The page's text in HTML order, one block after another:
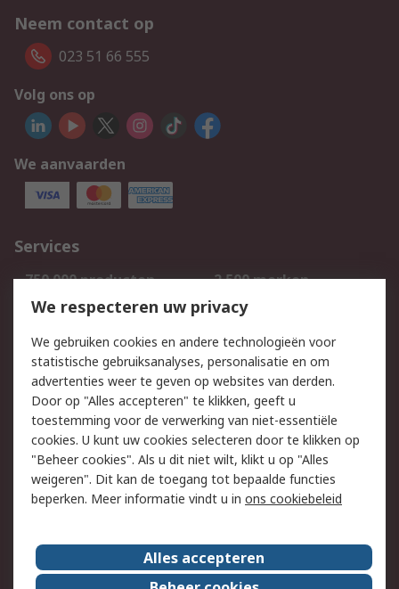
Neem contact op
023 51 66 555
Volg ons op
We aanvaarden
Services
750.000 producten
2.500 merken
Bestellen
Inkoopoplossingen
Track & Trace
Wettelijk
Cookiebeleid
Email veiligheid
Privacybeleid
Websitevoorwaarden
Algemene
verkoopvoorwaarden
Over RS
RS Group Over ons
We respecteren uw privacy
We gebruiken cookies en andere technologieën voor
statistische gebruiksanalyses, personalisatie en om
advertenties weer te geven op websites van derden.
Door op "Alles accepteren" te klikken, geeft u
toestemming voor de verwerking van niet-essentiële
cookies. U kunt uw cookies selecteren door te klikken op
"Beheer cookies". Als u dit niet wilt, klikt u op "Alles
weigeren". Dit kan de toegang tot bepaalde functies
beperken. Meer informatie vindt u in ons cookiebeleid
Alles accepteren